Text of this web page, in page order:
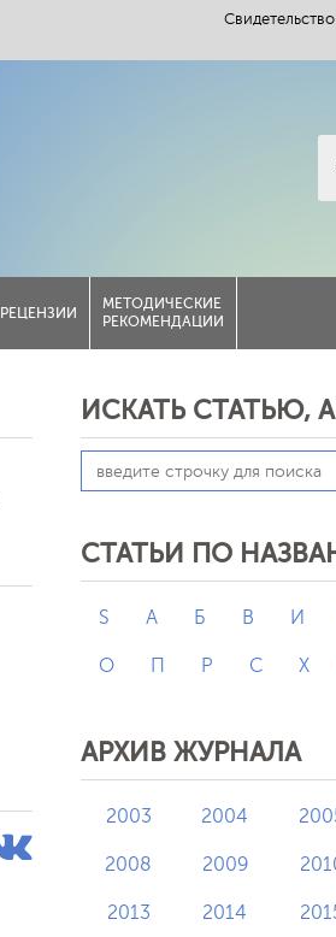
РЕЦЕНЗИИ
МЕТОДИЧЕСКИЕ
РЕКОМЕНДАЦИИ
ИСКАТЬ СТАТЬЮ,
СТАТЬИ ПО
S А Б В И
О П Р С Х
АРХИВ ЖУРНАЛА
2003 2004
2008 2009
2013 2014